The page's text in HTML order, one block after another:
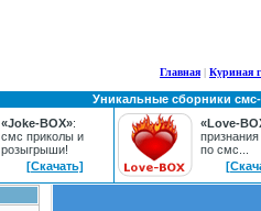
Главная | Куриная
Уникальные сборники
«Joke-BOX»:
смс приколы и
розыгрыши!
[Скачать]
«Love-
по смс...